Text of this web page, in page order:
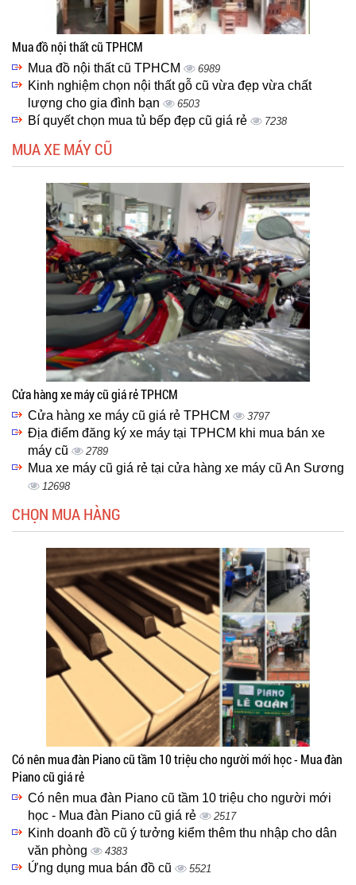
Mua đồ nội thất cũ TPHCM
Mua đồ nội thất cũ TPHCM 6989
Kinh nghiệm chọn nội thất gỗ cũ vừa đẹp vừa chất
lượng cho gia đình bạn
6503
Bí quyết chọn mua tủ bếp đẹp cũ giá rẻ 7238
MUA XE MÁY CŨ
Cửa hàng xe máy cũ giá rẻ TPHCM
Cửa hàng xe máy cũ giá rẻ TPHCM 3797
Địa điểm đăng ký xe máy tại TPHCM khi mua bán xe
máy cũ
2789
Mua xe máy cũ giá rẻ tại cửa hàng xe máy cũ An Sương
12698
CHỌN MUA HÀNG
Có nên mua đàn Piano cũ tầm 10 triệu cho người mới học - Mua đàn
Piano cũ giá rẻ
Có nên mua đàn Piano cũ tầm 10 triệu cho người mới
học - Mua đàn Piano cũ giá rẻ
2517
Kinh doanh đồ cũ ý tưởng kiểm thêm thu nhập cho dân
văn phòng
4383
Ứng dụng mua bán đồ cũ 5521